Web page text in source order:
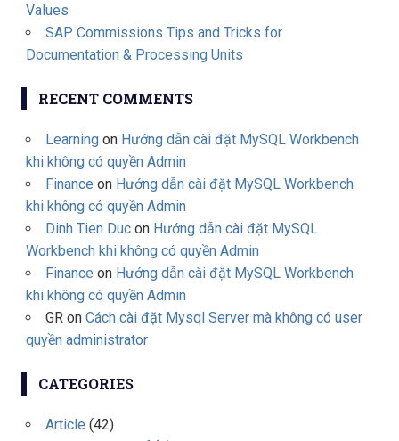
Values
SAP Commissions Tips and Tricks for
Documentation & Processing Units
RECENT COMMENTS
Learningon Hướng dẫn cài đặt MySQL Workbench
khi không có quyền Admin
Finance on Hướng dẫn cài đặt MySQL Workbench
khi không có quyền Admin
Dinh Tien Ducon Hướng dẫn cài đặt MySQL
Workbench khi không có quyền Admin
Finance on Hướng dẫn cài đặt MySQL Workbench
khi không có quyền Admin
GRon Cách cài đặt Mysql Server mà không có user
quyền administrator
CATEGORIES
Article (42)